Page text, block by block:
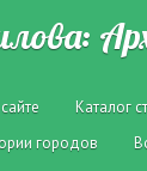
Каталог
городов